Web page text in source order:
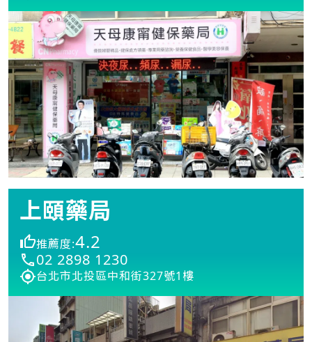
上頤藥局
推薦度:4.2
02 2898 1230
台北市北投區中和街327號1樓